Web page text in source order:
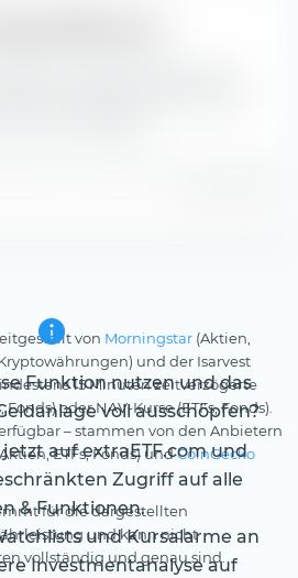
Funktion nutzen und das
voll ausschöpfen?
auf extraETF.com und
Zugriff auf alle
& Funktionen.
und Kursalarme an
Investmentanalyse auf
von Morningstar (Aktien,
und der Isarvest
15 Minuten zeitverzögerte
oder NAV-Kurse (ETFs, Fonds).
– stammen von den Anbietern
ETFs, Fonds) undCoinGecko
für die dargestellten
und kann nicht
vollständig und genau sind.